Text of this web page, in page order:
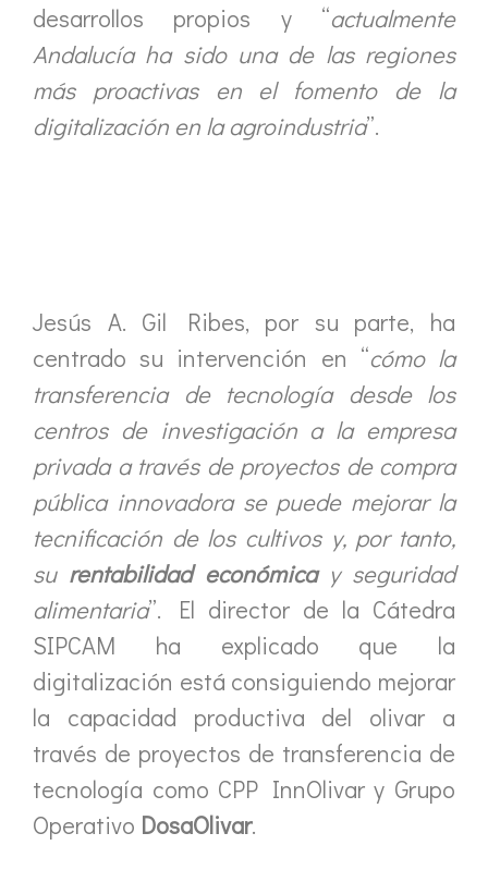
desarrollos propios y “actualmente
Andalucía ha sido una de las regiones
más proactivas en el fomento de la
digitalización en la agroindustria”.
Jesús A. Gil Ribes, por su parte, ha
centrado su intervención en “cómo la
transferencia de tecnología desde los
centros de investigación a la empresa
privada a través de proyectos de compra
pública innovadora se puede mejorar la
tecnificación de los cultivos y, por tanto,
su rentabilidad económicay seguridad
alimentaria”. El director de la Cátedra
SIPCAM ha explicado que la
digitalización está consiguiendo mejorar
la capacidad productiva del olivar a
través de proyectos de transferencia de
tecnología como CPP InnOlivar y Grupo
Operativo DosaOlivar.